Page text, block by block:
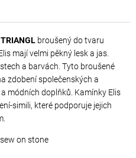
broušený do tvaru
mají velmi pěkný lesk a jas.
a barvách. Tyto broušené
zdobení společenských a
módních doplňků. Kamínky Elis
simili, které podporuje jejich
on stone